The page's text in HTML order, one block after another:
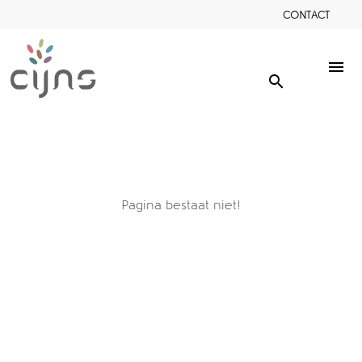
CONTACT
search
menu
Pagina bestaat niet!